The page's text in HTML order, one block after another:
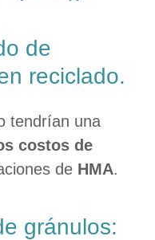
de
reciclado.
tendrían una
costos de
de HMA.
gránulos: